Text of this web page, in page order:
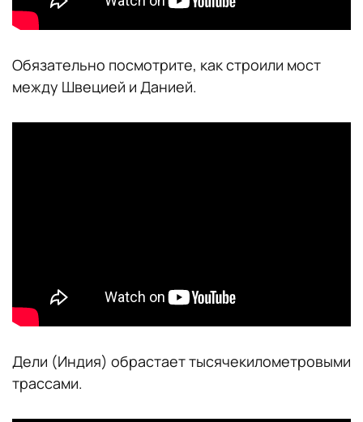
Обязательно посмотрите, как строили мост
между Швецией и Данией.
Дели (Индия) обрастает тысячекилометровыми
трассами.